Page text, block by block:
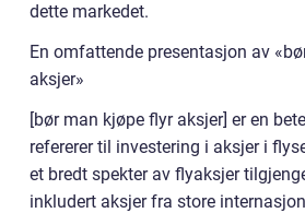
dette markedet.
En omfattende presentasjon av
aksjer»
[bør man kjøpe flyr aksjer] er en
refererer til investering i aksjer i
et bredt spekter av flyaksjer
inkludert aksjer fra store